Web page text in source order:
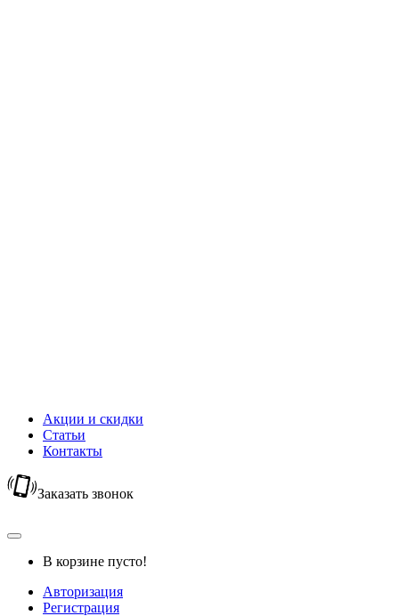
Акции и скидки
Статьи
Контакты
Заказать звонок
В корзине пусто!
Авторизация
Регистрация